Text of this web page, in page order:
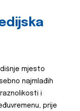
mjesto
najmlađih
i
prije